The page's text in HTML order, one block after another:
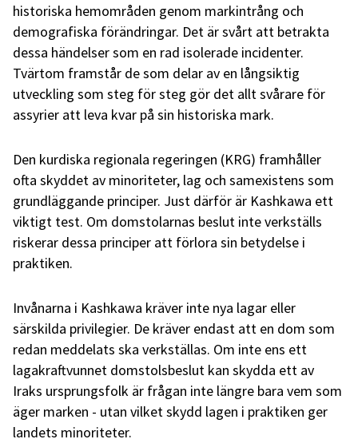
historiska hemområden genom markintrång och
demografiska förändringar. Det är svårt att betrakta
dessa händelser som en rad isolerade incidenter.
Tvärtom framstår de som delar av en långsiktig
utveckling som steg för steg gör det allt svårare för
assyrier att leva kvar på sin historiska mark.
Den kurdiska regionala regeringen (KRG) framhåller
ofta skyddet av minoriteter, lag och samexistens som
grundläggande principer. Just därför är Kashkawa ett
viktigt test. Om domstolarnas beslut inte verkställs
riskerar dessa principer att förlora sin betydelse i
praktiken.
Invånarna i Kashkawa kräver inte nya lagar eller
särskilda privilegier. De kräver endast att en dom som
redan meddelats ska verkställas. Om inte ens ett
lagakraftvunnet domstolsbeslut kan skydda ett av
Iraks ursprungsfolk är frågan inte längre bara vem som
äger marken - utan vilket skydd lagen i praktiken ger
landets minoriteter.